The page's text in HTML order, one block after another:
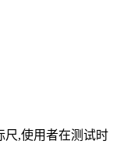
,使用者在测试时